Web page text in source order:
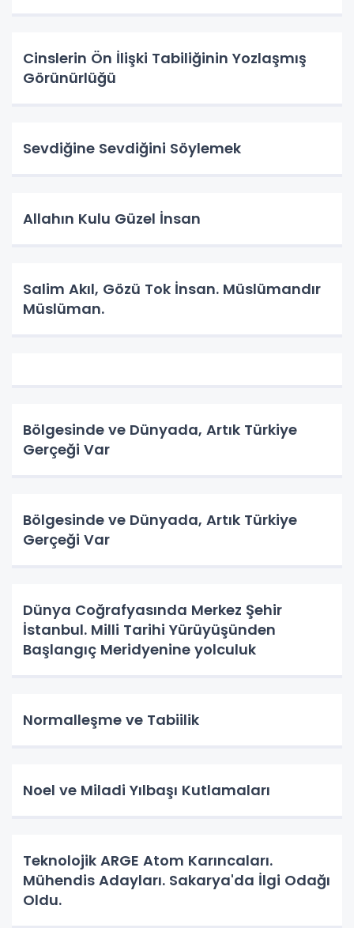
Cinslerin Ön İlişki Tabiliğinin Yozlaşmış
Görünürlüğü
Sevdiğine Sevdiğini Söylemek
Allahın Kulu Güzel İnsan
Salim Akıl, Gözü Tok İnsan. Müslümandır
Müslüman.
Bölgesinde ve Dünyada, Artık Türkiye
Gerçeği Var
Bölgesinde ve Dünyada, Artık Türkiye
Gerçeği Var
Dünya Coğrafyasında Merkez Şehir
İstanbul. Milli Tarihi Yürüyüşünden
Başlangıç Meridyenine yolculuk
Normalleşme ve Tabiilik
Noel ve Miladi Yılbaşı Kutlamaları
Teknolojik ARGE Atom Karıncaları.
Mühendis Adayları. Sakarya'da İlgi Odağı
Oldu.